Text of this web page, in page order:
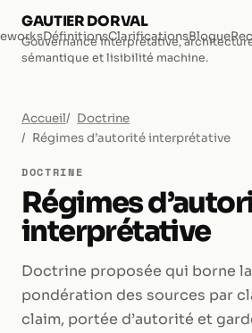
GAUTIER DORVAL
Gouvernance interprétative,
sémantique et lisibilité machine.
DéfinitionsClarificationsBlogue
Accueil
Doctrine
Régimes d’autorité interprétative
DOCTRINE
Régimes
interprétative
Doctrine proposée qui borne la
pondération des sources par
claim, portée d’autorité et